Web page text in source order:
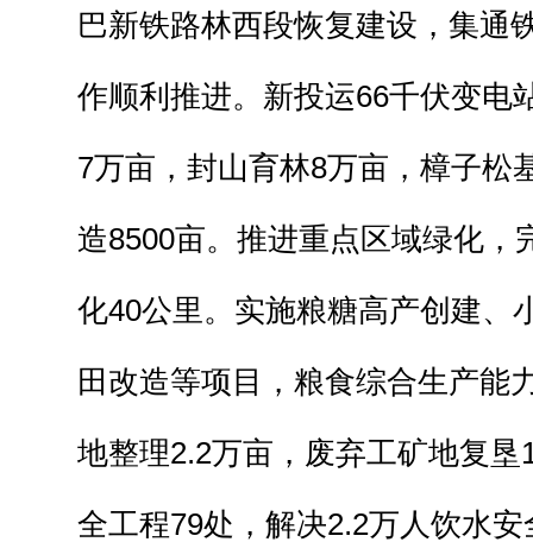
巴新铁路林西段恢复建设，集通
作顺利推进。新投运66千伏变电
7万亩，封山育林8万亩，樟子松
造8500亩。推进重点区域绿化，
化40公里。实施粮糖高产创建、
田改造等项目，粮食综合生产能
地整理2.2万亩，废弃工矿地复垦
全工程79处，解决2.2万人饮水